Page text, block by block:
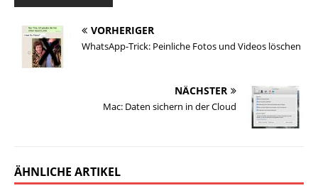
VORHERIGER
WhatsApp-Trick: Peinliche Fotos und Videos löschen
NÄCHSTER
Mac: Daten sichern in der Cloud
ÄHNLICHE ARTIKEL